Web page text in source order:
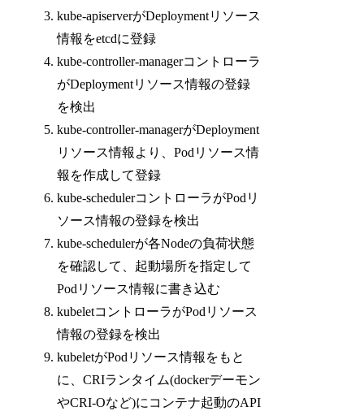
kube-apiserverがDeploymentリソース
情報をetcdに登録
kube-controller-managerコントローラ
がDeploymentリソース情報の登録
を検出
kube-controller-managerがDeployment
リソース情報より、Podリソース情
報を作成して登録
kube-schedulerコントローラがPodリ
ソース情報の登録を検出
kube-schedulerが各Nodeの負荷状態
を確認して、起動場所を指定して
Podリソース情報に書き込む
kubeletコントローラがPodリソース
情報の登録を検出
kubeletがPodリソース情報をもと
に、CRIランタイム(dockerデーモン
やCRI-Oなど)にコンテナ起動のAPI